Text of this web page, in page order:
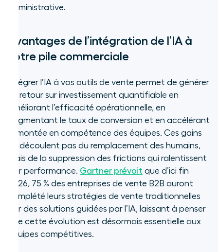
administrative.
Avantages de l’intégration de l’IA à
votre pile commerciale
Intégrer l’IA à vos outils de vente permet de générer
un retour sur investissement quantifiable en
améliorant l’efficacité opérationnelle, en
augmentant le taux de conversion et en accélérant
la montée en compétence des équipes. Ces gains
ne découlent pas du remplacement des humains,
mais de la suppression des frictions qui ralentissent
leur performance. Gartner prévoit que d’ici fin
2026, 75 % des entreprises de vente B2B auront
complété leurs stratégies de vente traditionnelles
par des solutions guidées par l’IA, laissant à penser
que cette évolution est désormais essentielle aux
équipes compétitives.